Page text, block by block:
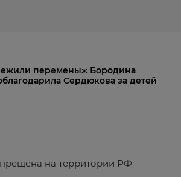
перемены»: Бородина
Сердюкова за детей
на территории РФ